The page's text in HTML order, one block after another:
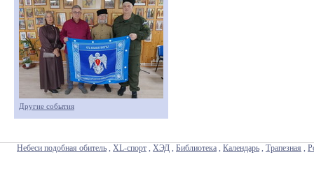
Другие события
Небеси подобная обитель , XL-спорт , ХЭД , Библиотека , Календарь , Трапезная ,